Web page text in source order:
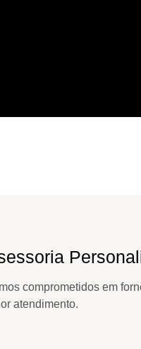
comprometidos em
atendimento.